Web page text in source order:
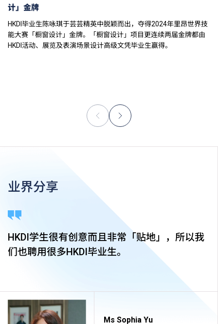
计」金牌
HKDI毕业生陈咏琪于芸芸精英中脱颖而出，夺得2024年里昂世界技
能大赛「橱窗设计」金牌。「橱窗设计」项目更连续两届金牌都由
HKDI活动、展览及表演场景设计高级文凭毕业生赢得。
Ms Sophia Yu
业界分享
HKDI学生很有创意而且非常「贴地」，所以我
们也聘用很多HKDI毕业生。